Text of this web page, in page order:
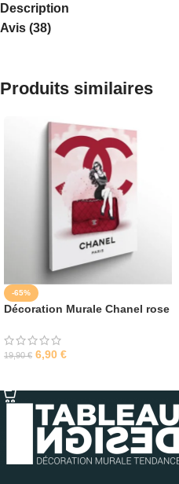
Description
Avis (38)
Produits similaires
-65%
Décoration Murale Chanel rose
19,90€ 6,90 €